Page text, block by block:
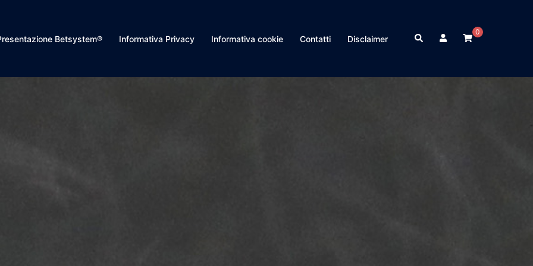
Betsystem® Informativa Privacy Informativa cookie Contatti Disclaimer Cerca
0